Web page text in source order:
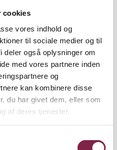
cookies
vores indhold og
til sociale medier og til
også oplysninger om
med vores partnere inden
og
kan kombinere disse
du har givet dem, eller som
af deres tjenester.
at man har en eller
det og kan hvile i det,
mødt det på sin
med kunst og
hvor fantasi, sanser og
plads til følelser
oplevelser, siger